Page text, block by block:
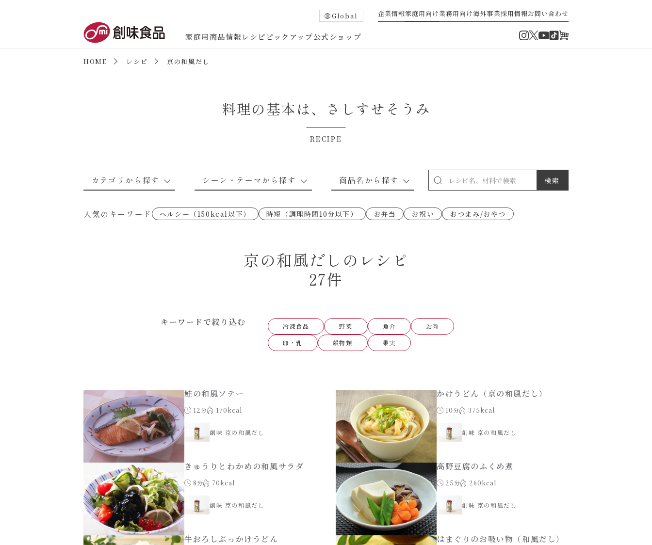
Global 企業情報家庭用向け業務用向け海外事業採用情報お問い合わせ
家庭用商品情報 レシピ ピックアップ公式ショップ Instagram
Twitter
YouTube
TikTok
HOME レシピ 京の和風だし
料理の基本は、 さしすせそうみ
RECIPE
カテゴリから探す
野菜のレシピ 魚介のレシピ お肉のレシピ 卵・乳のレシピ 穀物類のレシピ 果実のレシピ
シーン・テーマから探す
なんでもナムル 下味冷凍 なんでも南蛮
考えるな、二代目で炒めろ！～○○の炒 朝シャン（ごはん派）
朝シャン（パン派）
本気中華 肉ピクキノピク
グラタン/ドリア
シャンタン粉末（シャンタンチーズニン
商品名から探す
あえるハコネーゼカルボナーラ あえるハコネーゼトマトバジル あえるハコネーゼ高菜
あえるハコネーゼミートソース あえるハコネーゼ明太子 あえるハコネーゼナポリタン
あえるハコネーゼジェノベーゼ あえるハコネーゼペペロンチーノ あえるハコネーゼたらこクリーム
だしまろ酢 聖護院かぶらのもみじおろしぽん酢
ハコネーゼ 海老クリーム ハコネーゼ ボロネーゼ
ハコネーゼ カルボナーラ
ハコネーゼ アラビアータ
人気のキーワード ヘルシー（150kcal以下） 時短（調理時間10分以下） お弁当 お祝い おつまみ/おやつ
京の和風だしのレシピ
27件
キーワードで絞り込む 冷凍食品 野菜 魚介
お肉
卵・乳
穀物類 果実
鮭の和風ソテー
12分 170kcal
創味 京の和風だし
かけうどん（京の和風だし）
10分 375kcal
創味 京の和風だし
きゅうりとわかめの和風サラダ
8分 70kcal
創味 京の和風だし
高野豆腐のふくめ煮
25分 260kcal
創味 京の和風だし
牛おろしぶっかけうどん はまぐりのお吸い物（和風だし）